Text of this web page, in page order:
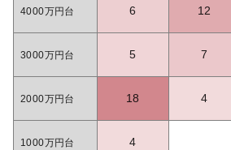
4000万円台 6 12
3000万円台 5 7
2000万円台 18 4
1000万円台 4